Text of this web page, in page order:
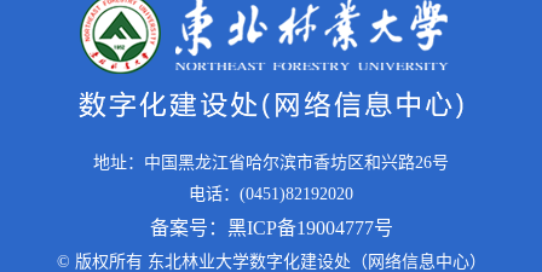
地址：中国黑龙江省哈尔滨市香坊区和兴路26号
电话：(0451)82192020
备案号：黑ICP备19004777号
© 版权所有 东北林业大学数字化建设处（网络信息中心）